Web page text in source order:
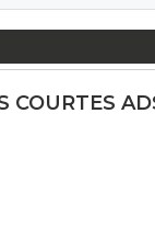
COURTES